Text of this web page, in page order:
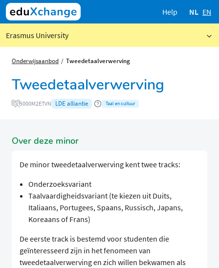
Help NL EN
Erasmus University
Onderwijsaanbod Tweedetaalverwerving
Tweedetaalverwerving
5000M2ETVN LDE alliantie Taal en cultuur
Over deze minor
De minor tweedetaalverwerving kent twee tracks:
Onderzoeksvariant
Taalvaardigheidsvariant (te kiezen uit Duits,
Italiaans, Portugees, Spaans, Russisch, Japans,
Koreaans of Frans)
De eerste track is bestemd voor studenten die
geïnteresseerd zijn in het fenomeen van
tweedetaalverwerving en zich willen bekwamen als